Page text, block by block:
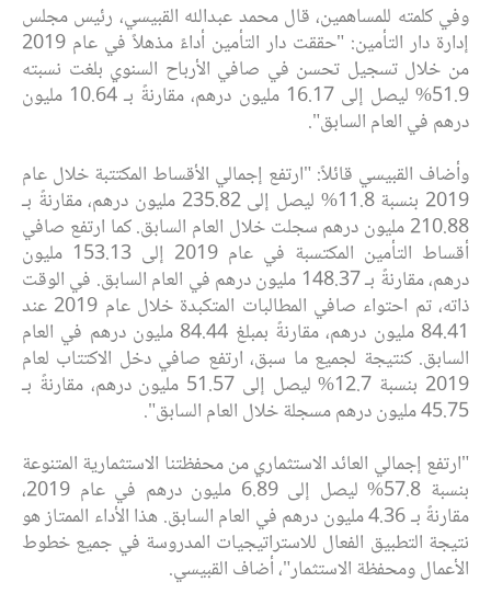
وفي كلمته للمساهمين، قال محمد عبدالله القبيسي، رئيس مجلس
إدارة دار التأمين: "حققت دار التأمين أداءً مذهلاً في عام 2019
من خلال تسجيل تحسن في صافي الأرباح السنوي بلغت نسبته
51.9% ليصل إلى 16.17 مليون درهم، مقارنةً بـ 10.64 مليون
درهم في العام السابق".
وأضاف القبيسي قائلاً: "ارتفع إجمالي الأقساط المكتتبة خلال عام
2019 بنسبة 11.8% ليصل إلى 235.82 مليون درهم، مقارنةً بـ
210.88 مليون درهم سجلت خلال العام السابق. كما ارتفع صافي
أقساط التأمين المكتسبة في عام 2019 إلى 153.13 مليون
درهم، مقارنةً بـ 148.37 مليون درهم في العام السابق. في الوقت
ذاته، تم احتواء صافي المطالبات المتكبدة خلال عام 2019 عند
84.41 مليون درهم، مقارنةً بمبلغ 84.44 مليون درهم في العام
السابق. كنتيجة لجميع ما سبق، ارتفع صافي دخل الاكتتاب لعام
2019 بنسبة 12.7% ليصل إلى 51.57 مليون درهم، مقارنةً بـ
45.75 مليون درهم مسجلة خلال العام السابق".
"ارتفع إجمالي العائد الاستثماري من محفظتنا الاستثمارية المتنوعة
بنسبة 57.8% ليصل إلى 6.89 مليون درهم في عام 2019،
مقارنةً بـ 4.36 مليون درهم في العام السابق. هذا الأداء الممتاز هو
نتيجة التطبيق الفعال للاستراتيجيات المدروسة في جميع خطوط
الأعمال ومحفظة الاستثمار"، أضاف القبيسي.